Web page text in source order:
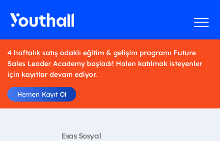
4 haftalık satış odaklı eğitim & gelişim programı Future
Sales Leader Academy başladı! Halen katılmak isteyenler
için kayıtlar devam ediyor.
Hemen Kayıt Ol
Esas Sosyal